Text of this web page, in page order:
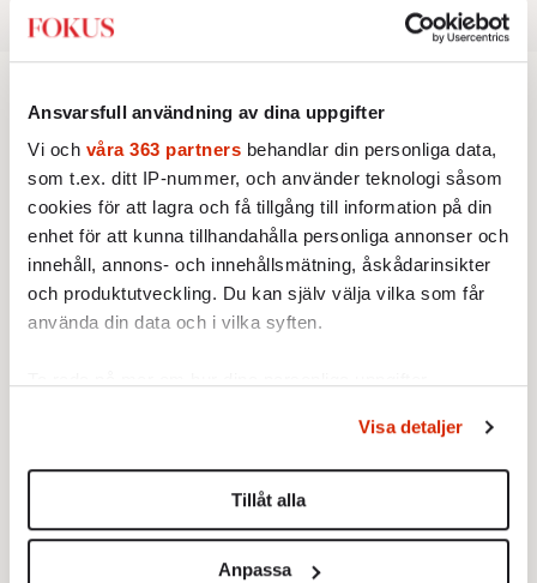
Ansvarsfull användning av dina uppgifter
Vi och våra 363 partners behandlar din personliga data,
som t.ex. ditt IP-nummer, och använder teknologi såsom
cookies för att lagra och få tillgång till information på din
enhet för att kunna tillhandahålla personliga annonser och
innehåll, annons- och innehållsmätning, åskådarinsikter
och produktutveckling. Du kan själv välja vilka som får
använda din data och i vilka syften.
Du kan ändra eller dra tillbaka ditt samtycke när som
helst från cookie-förklaringen.
Vi använder enhetsidentifierare för att anpassa innehållet
Visa detaljer
Tillåt alla
Anpassa
Podcast
PODCAST
53. Överbefolkning eller
sjunkande nativitiet?
Missa inte senaste avsnittet av
Doktor David & Farbror Erik.
Av: Redaktionen
Kommer David någonsin bli
risgrynsgröt viktigast på
julbordet? Doktor David och
Farbror Erik ordinerar en riktigt
god jul till alla lyssnare.
PODCAST
Vad var det för fel med 2024?
Fokuspodden utvärderar året